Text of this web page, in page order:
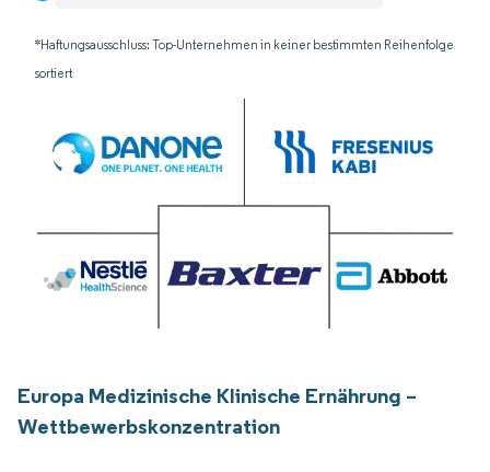
*Haftungsausschluss: Top-Unternehmen in keiner bestimmten Reihenfolge
sortiert
Europa Medizinische Klinische Ernährung –
Wettbewerbskonzentration